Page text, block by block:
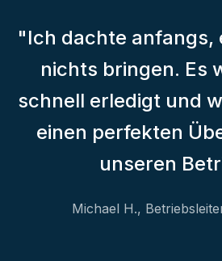
"Ich dachte anfangs,
nichts bringen. Es
schnell erledigt und
einen perfekten
unseren
Michael H.,